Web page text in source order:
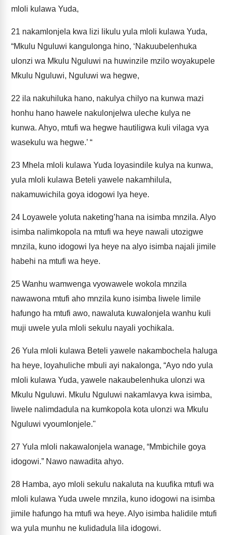
mloli kulawa Yuda,
21 nakamlonjela kwa lizi likulu yula mloli kulawa Yuda,
“Mkulu Nguluwi kangulonga hino, ‘Nakuubelenhuka
ulonzi wa Mkulu Nguluwi na huwinzile mzilo woyakupele
Mkulu Nguluwi, Nguluwi wa hegwe,
22 ila nakuhiluka hano, nakulya chilyo na kunwa mazi
honhu hano hawele nakulonjelwa uleche kulya ne
kunwa. Ahyo, mtufi wa hegwe hautiligwa kuli vilaga vya
wasekulu wa hegwe.’ “
23 Mhela mloli kulawa Yuda loyasindile kulya na kunwa,
yula mloli kulawa Beteli yawele nakamhilula,
nakamuwichila goya idogowi lya heye.
24 Loyawele yoluta naketing’hana na isimba mnzila. Alyo
isimba nalimkopola na mtufi wa heye nawali utozigwe
mnzila, kuno idogowi lya heye na alyo isimba najali jimile
habehi na mtufi wa heye.
25 Wanhu wamwenga vyowawele wokola mnzila
nawawona mtufi aho mnzila kuno isimba liwele limile
hafungo ha mtufi awo, nawaluta kuwalonjela wanhu kuli
muji uwele yula mloli sekulu nayali yochikala.
26 Yula mloli kulawa Beteli yawele nakambochela haluga
ha heye, loyahuliche mbuli ayi nakalonga, “Ayo ndo yula
mloli kulawa Yuda, yawele nakaubelenhuka ulonzi wa
Mkulu Nguluwi. Mkulu Nguluwi nakamlavya kwa isimba,
liwele nalimdadula na kumkopola kota ulonzi wa Mkulu
Nguluwi vyoumlonjele."
27 Yula mloli nakawalonjela wanage, “Mmbichile goya
idogowi.” Nawo nawadita ahyo.
28 Hamba, ayo mloli sekulu nakaluta na kuufika mtufi wa
mloli kulawa Yuda uwele mnzila, kuno idogowi na isimba
jimile hafungo ha mtufi wa heye. Alyo isimba halidile mtufi
wa yula munhu ne kulidadula lila idogowi.